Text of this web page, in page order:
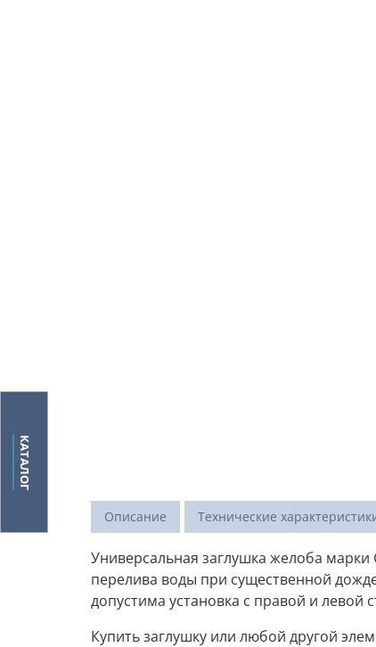
КАТАЛОГ
Описание Технические
Универсальная заглушка желоба
перелива воды при существенной
допустима установка с правой и левой
Купить заглушку или любой другой